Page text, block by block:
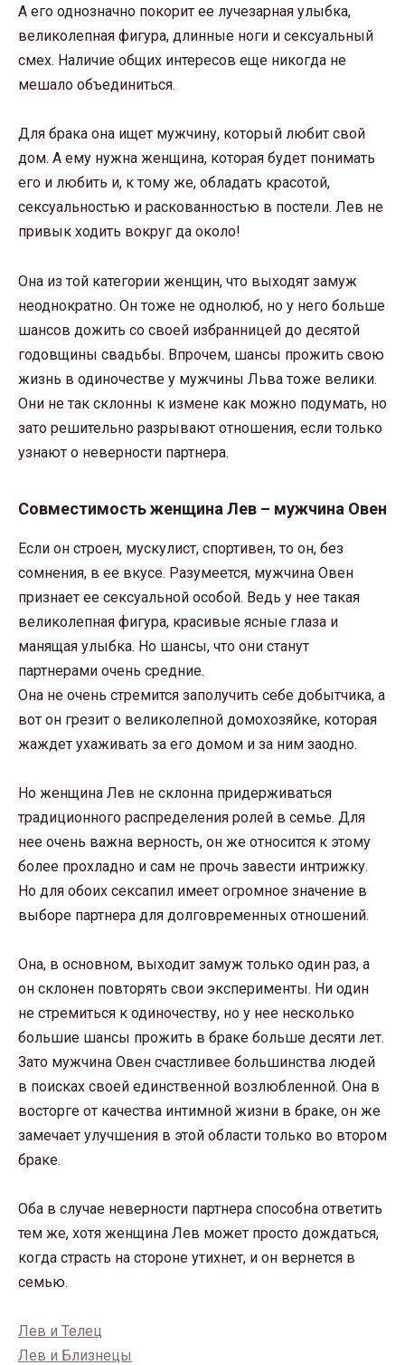
А его однозначно покорит ее лучезарная улыбка,
великолепная фигура, длинные ноги и сексуальный
смех. Наличие общих интересов еще никогда не
мешало объединиться.
Для брака она ищет мужчину, который любит свой
дом. А ему нужна женщина, которая будет понимать
его и любить и, к тому же, обладать красотой,
сексуальностью и раскованностью в постели. Лев не
привык ходить вокруг да около!
Она из той категории женщин, что выходят замуж
неоднократно. Он тоже не однолюб, но у него больше
шансов дожить со своей избранницей до десятой
годовщины свадьбы. Впрочем, шансы прожить свою
жизнь в одиночестве у мужчины Льва тоже велики.
Они не так склонны к измене как можно подумать, но
зато решительно разрывают отношения, если только
узнают о неверности партнера.
Совместимость женщина Лев – мужчина Овен
Если он строен, мускулист, спортивен, то он, без
сомнения, в ее вкусе. Разумеется, мужчина Овен
признает ее сексуальной особой. Ведь у нее такая
великолепная фигура, красивые ясные глаза и
манящая улыбка. Но шансы, что они станут
партнерами очень средние.
Она не очень стремится заполучить себе добытчика, а
вот он грезит о великолепной домохозяйке, которая
жаждет ухаживать за его домом и за ним заодно.
Но женщина Лев не склонна придерживаться
традиционного распределения ролей в семье. Для
нее очень важна верность, он же относится к этому
более прохладно и сам не прочь завести интрижку.
Но для обоих сексапил имеет огромное значение в
выборе партнера для долговременных отношений.
Она, в основном, выходит замуж только один раз, а
он склонен повторять свои эксперименты. Ни один
не стремиться к одиночеству, но у нее несколько
большие шансы прожить в браке больше десяти лет.
Зато мужчина Овен счастливее большинства людей
в поисках своей единственной возлюбленной. Она в
восторге от качества интимной жизни в браке, он же
замечает улучшения в этой области только во втором
браке.
Оба в случае неверности партнера способна ответить
тем же, хотя женщина Лев может просто дождаться,
когда страсть на стороне утихнет, и он вернется в
семью.
Лев и Телец
Лев и Близнецы